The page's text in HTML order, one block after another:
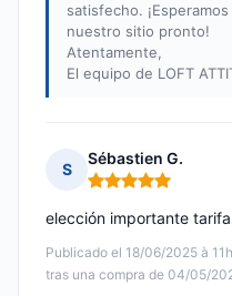
satisfecho.
nuestro sitio pronto!
Atentamente,
El equipo de LOFT
S
Sébastien G.
Nota: 5 de 5
Publicado el 18/06/2025 à
tras una compra de 04/05/
elección importante